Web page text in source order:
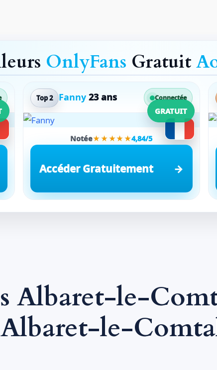
OnlyFans Gratuit
Top 2 Fanny 23 ans Connectée
GRATUIT
Notée★★★★★4,84/5
Accéder Gratuitement
Albaret-le-
Albaret-le-